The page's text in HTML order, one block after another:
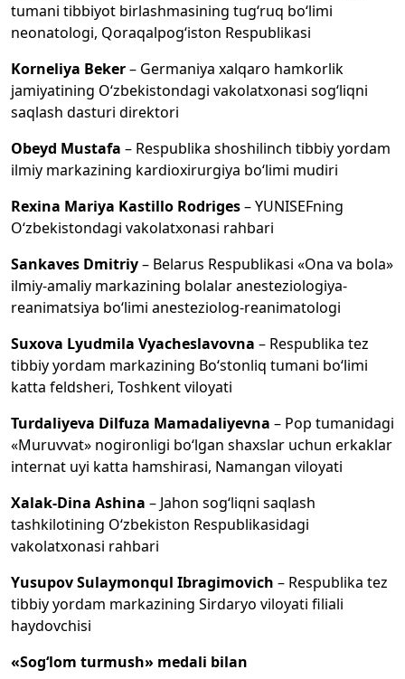
tumani tibbiyot birlashmasining tug‘ruq bo‘limi
neonatologi, Qoraqalpog‘iston Respublikasi
Korneliya Beker– Germaniya xalqaro hamkorlik
jamiyatining O‘zbekistondagi vakolatxonasi sog‘liqni
saqlash dasturi direktori
Obeyd Mustafa – Respublika shoshilinch tibbiy yordam
ilmiy markazining kardioxirurgiya bo‘limi mudiri
Rexina Mariya Kastillo Rodriges– YUNISЕFning
O‘zbekistondagi vakolatxonasi rahbari
Sankaves Dmitriy– Belarus Respublikasi «Ona va bola»
ilmiy-amaliy markazining bolalar anesteziologiya-
reanimatsiya bo‘limi anesteziolog-reanimatologi
Suxova Lyudmila Vyacheslavovna – Respublika tez
tibbiy yordam markazining Bo‘stonliq tumani bo‘limi
katta feldsheri, Toshkent viloyati
Turdaliyeva Dilfuza Mamadaliyevna – Pop tumanidagi
«Muruvvat» nogironligi bo‘lgan shaxslar uchun erkaklar
internat uyi katta hamshirasi, Namangan viloyati
Xalak-Dina Ashina – Jahon sog‘liqni saqlash
tashkilotining O‘zbekiston Respublikasidagi
vakolatxonasi rahbari
Yusupov Sulaymonqul Ibragimovich – Respublika tez
tibbiy yordam markazining Sirdaryo viloyati filiali
haydovchisi
«Sog‘lom turmush» medali bilan